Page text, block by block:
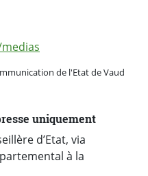
de l'Etat de Vaud
uniquement
d’Etat, via
à la